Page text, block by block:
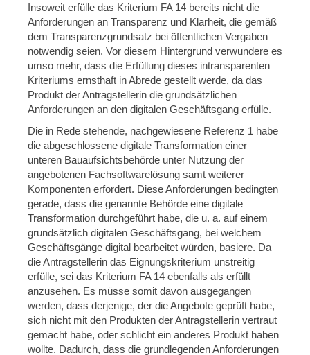
Insoweit erfülle das Kriterium FA 14 bereits nicht die
Anforderungen an Transparenz und Klarheit, die gemäß
dem Transparenzgrundsatz bei öffentlichen Vergaben
notwendig seien. Vor diesem Hintergrund verwundere es
umso mehr, dass die Erfüllung dieses intransparenten
Kriteriums ernsthaft in Abrede gestellt werde, da das
Produkt der Antragstellerin die grundsätzlichen
Anforderungen an den digitalen Geschäftsgang erfülle.
Die in Rede stehende, nachgewiesene Referenz 1 habe
die abgeschlossene digitale Transformation einer
unteren Bauaufsichtsbehörde unter Nutzung der
angebotenen Fachsoftwarelösung samt weiterer
Komponenten erfordert. Diese Anforderungen bedingten
gerade, dass die genannte Behörde eine digitale
Transformation durchgeführt habe, die u. a. auf einem
grundsätzlich digitalen Geschäftsgang, bei welchem
Geschäftsgänge digital bearbeitet würden, basiere. Da
die Antragstellerin das Eignungskriterium unstreitig
erfülle, sei das Kriterium FA 14 ebenfalls als erfüllt
anzusehen. Es müsse somit davon ausgegangen
werden, dass derjenige, der die Angebote geprüft habe,
sich nicht mit den Produkten der Antragstellerin vertraut
gemacht habe, oder schlicht ein anderes Produkt haben
wollte. Dadurch, dass die grundlegenden Anforderungen